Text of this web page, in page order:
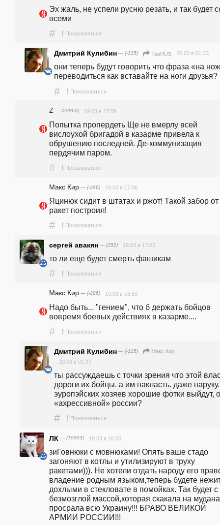
Эх жаль, не успели русню резать, и так будет
всеми
# ! Пожаловаться
Дмитрий Кулибин — (-125) TauRUS 20.03 в 01:33
они теперь будут говорить что фраза «на
переводиться как вставайте на ноги друзья?
# ! Пожаловаться
Z — (22860) 19.03 в 17:09
Попытка пропердеть Ще не вмерлу всей
вислоухой бригадой в казарме привела к
обрушению последней. Де-коммунизация
пердячим паром.
# ! Пожаловаться
Макс Кир — (-286) 19.03 в 17:06
Яцинюк сидит в штатах и ржот! Такой забор от
ракет построил!
# ! Пожаловаться
сергей авакян — (252) 19.03 в 17:03
то ли еще будет смерть фашикам
# ! Пожаловаться
Макс Кир — (-286) 19.03 в 16:59
Надо быть... "гением", что б держать бойцов
вовремя боевых действиях в казарме....
# ! Пожаловаться
Дмитрий Кулибин — (-125)
Макс Кир
20.03 в 01:37
ты рассуждаешь с точки зрения что этой
дороги их бойцы. а им накласть. даже
эуропэйских хозяев хорошие фотки выйдут, о
«ахрессивной» россии?
# ! Пожаловаться
ЛК — (10903) 19.03 в 16:55
зиГовнюки с мовнюками! Опять ваше стадо
загоняют в котлы и утилизируют в труху
ракетами))). Не хотели отдать народу его
владение родным языком,теперь будете
дохлыми в стекловате в помойках. Так будет с
безмозглой массой,которая скакала на
просрала всю Украину!!! БРАВО ВЕЛИКОЙ
АРМИИ РОССИИ!!!